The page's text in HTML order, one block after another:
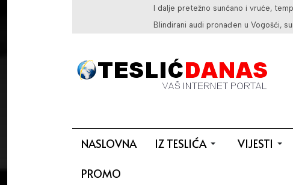
I dalje pretežno sunčano i vruće,
Blindirani audi pronađen u Vogošći,
NASLOVNA IZ TESLIĆA VIJESTI
PROMO